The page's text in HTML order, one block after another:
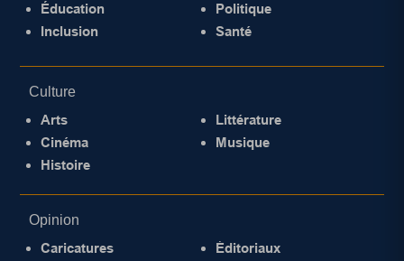
Éducation
Inclusion
Politique
Santé
Culture
Arts
Cinéma
Histoire
Littérature
Musique
Opinion
Caricatures
Éditoriaux